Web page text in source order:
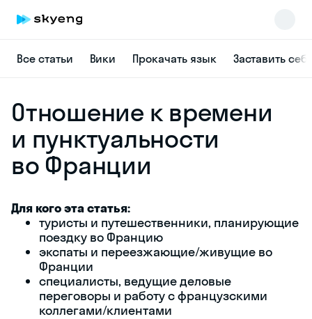
Все статьи Вики Прокачать язык Заставить
Отношение к времени
и пунктуальности
во Франции
Для кого эта статья:
туристы и путешественники, планирующие
поездку во Францию
экспаты и переезжающие/живущие во
Франции
специалисты, ведущие деловые
переговоры и работу с французскими
коллегами/клиентами
Skyeng Chat